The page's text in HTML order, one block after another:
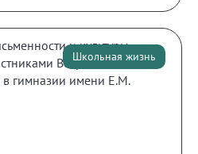
Школьная жизнь